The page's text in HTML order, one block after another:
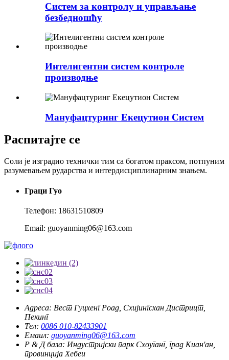
Систем за контролу и управљање
безбедношћу
Интелигентни систем контроле
производње
Мануфацтуринг Екецутион Систем
Распитајте се
Соли је изградио технички тим са богатом праксом, потпуним
разумевањем рударства и интердисциплинарним знањем.
Граци Гуо
Телефон: 18631510809
Email: guoyanming06@163.com
Адреса: Вест Гуцхенг Роад, Схијингсхан Дистрицт,
Пекинг
Тел: 0086 010-82433901
Емаил: guoyanming06@163.com
Р & Д база: Индустријски парк Схоуганг, град Киан'ан,
провинција Хебеи